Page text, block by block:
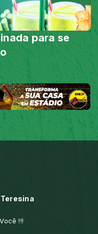
para se
!!!